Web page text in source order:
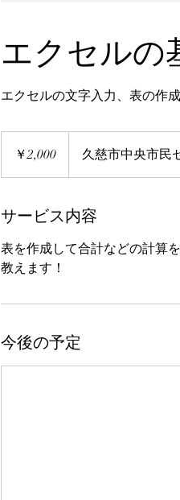
エクセルの
エクセルの文字入力、表の作
￥2,000 久慈市中央市民
サービス内容
表を作成して合計などの計算
教えます！
今後の予定